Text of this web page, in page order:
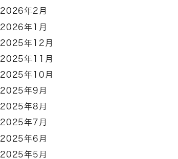
2026年2月
2026年1月
2025年12月
2025年11月
2025年10月
2025年9月
2025年8月
2025年7月
2025年6月
2025年5月